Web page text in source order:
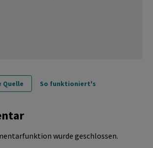
Quelle So funktioniert's
wurde geschlossen.